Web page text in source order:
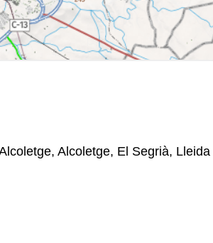
Alcoletge, El Segrià, Lleida